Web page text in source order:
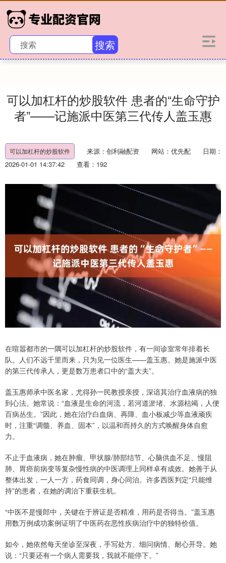
搜索
可以加杠杆的炒股软件 患者的“生命守护
者”——记施派中医第三代传人盖玉惠
可以加杠杆的炒股软件 来源：创利融配资 网站：优先配
日期：
2026-01-01 14:37:42
查看：192
在喧嚣都市的一隅可以加杠杆的炒股软件，有一间诊室常年排着长
队。人们不远千里而来，只为见一位医生——盖玉惠。她是施派中医
的第三代传承人，更是数万患者口中的“盖大夫”。
盖玉惠师承中医名家，尤得孙一民教授亲授，深谙其治疗血液病的独
到心法。她常说：“血液是生命的河流，若河道淤堵、水源枯竭，人便
百病丛生。”因此，她在治疗白血病、再障、血小板减少等血液顽疾
时，注重“调髓、养血、固本”，以温和而持久的方式唤醒身体自愈
力。
不止于血液病，她在肿瘤、甲状腺/肺部结节、心脑供血不足、慢阻
肺、胃癌前病变等复杂慢性病的中医调理上同样卓有成效。她善于从
整体出发，一人一方，药食同调，身心同治。许多西医判定“只能维
持”的患者，在她的调治下重获生机。
“中医不是慢郎中，关键在于辨证是否精准，用药是否得当。”盖玉惠
用数万例成功案例证明了中医药在恶性疾病治疗中的独特价值。
如今，她依然每天坐诊至深夜，手写处方、细问病情、耐心开导。她
说：“只要还有一个病人需要我，我就不能停下。”